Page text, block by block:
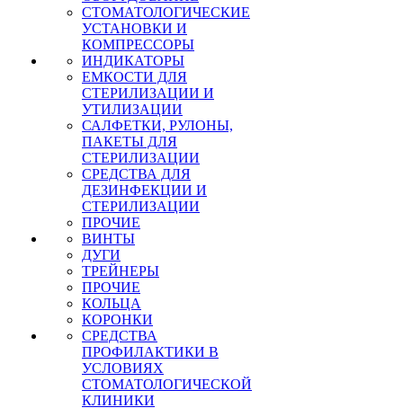
СТОМАТОЛОГИЧЕСКИЕ
УСТАНОВКИ И
КОМПРЕССОРЫ
ИНДИКАТОРЫ
ЕМКОСТИ ДЛЯ
СТЕРИЛИЗАЦИИ И
УТИЛИЗАЦИИ
САЛФЕТКИ, РУЛОНЫ,
ПАКЕТЫ ДЛЯ
СТЕРИЛИЗАЦИИ
СРЕДСТВА ДЛЯ
ДЕЗИНФЕКЦИИ И
СТЕРИЛИЗАЦИИ
ПРОЧИЕ
ВИНТЫ
ДУГИ
ТРЕЙНЕРЫ
ПРОЧИЕ
КОЛЬЦА
КОРОНКИ
СРЕДСТВА
ПРОФИЛАКТИКИ В
УСЛОВИЯХ
СТОМАТОЛОГИЧЕСКОЙ
КЛИНИКИ